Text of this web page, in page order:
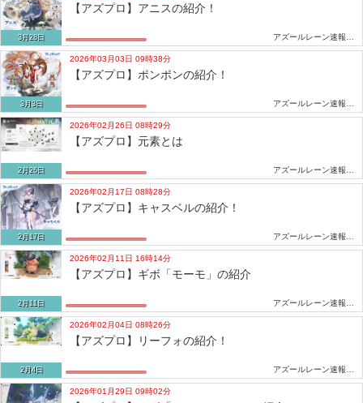
3月28日
【アズプロ】アニスの紹介！
3月3日
2026年03月03日 09時38分
【アズプロ】ポンポンの紹介！
2月26日
2026年02月26日 08時29分
【アズプロ】元素とは
2月17日
2026年02月17日 08時28分
【アズプロ】キャスベルの紹介！
2月11日
2026年02月11日 16時14分
【アズプロ】ギボ「モーモ」の紹介
2月4日
2026年02月04日 08時26分
【アズプロ】リーフォの紹介！
2026年01月29日 09時02分